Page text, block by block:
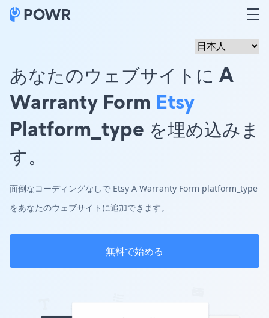
あなたのウェブサイトに A
Warranty Form Etsy
Platform_type を埋め込みま
す。
面倒なコーディングなしで Etsy A Warranty Form platform_type
をあなたのウェブサイトに追加できます。
無料で始める